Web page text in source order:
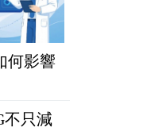
何影響
不只減